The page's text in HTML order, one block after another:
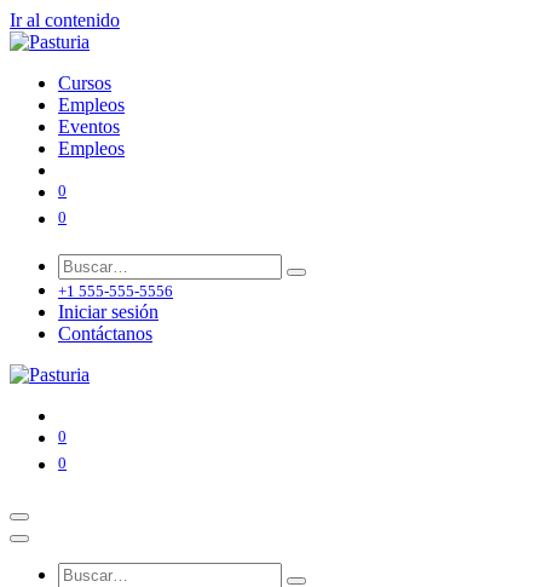
Ir al contenido
Cursos
Empleos
Eventos
Empleos
0
0
+1 555-555-5556
Iniciar sesión
Contáctanos
0
0